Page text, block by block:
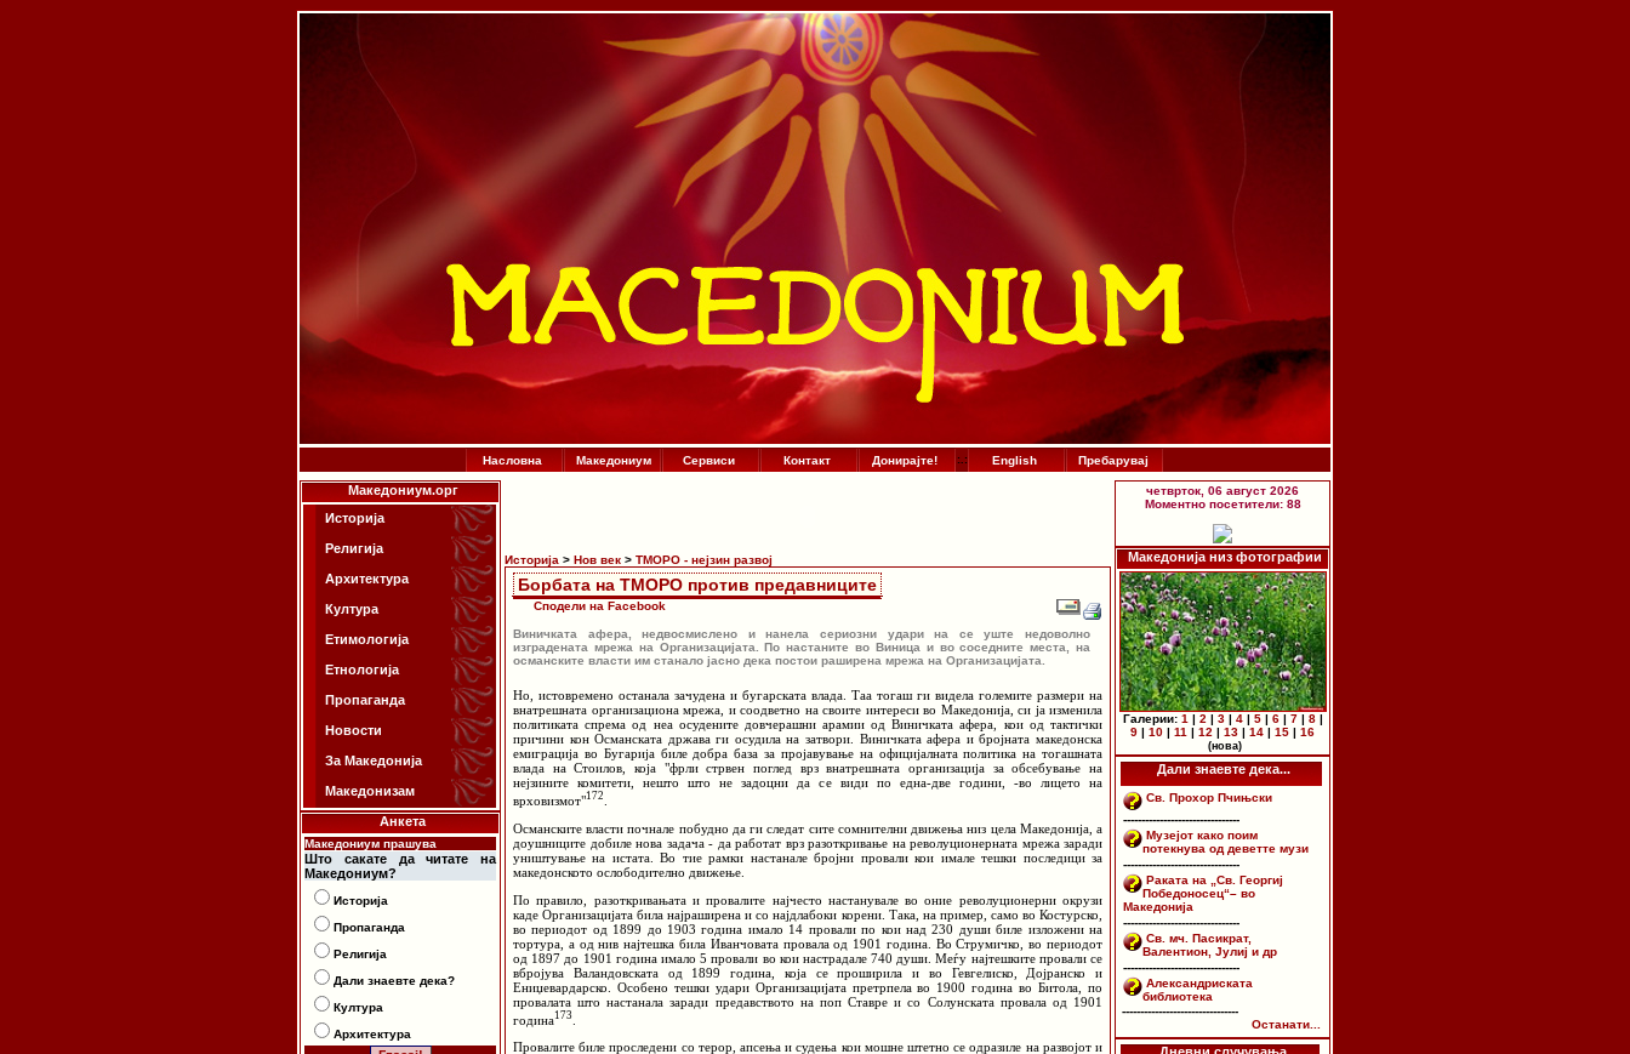
Насловна Македониум Сервиси Контакт Донирајте! :. : English Пребарувај
Македониум.орг
Историја
Религија
Архитектура
Култура
Етимологија
Етнологија
Пропаганда
Новости
За Македонија
Македонизам
Анкета
Македониум прашува
Што сакате да читате на
Македониум?
Историја
Пропаганда
Религија
Дали знаевте дека?
Култура
Архитектура
Историја > Нов век > ТМОРО - нејзин развој
Борбата на ТМОРО против предавниците
Сподели на Facebook
Виничката афера, недвосмислено и нанела сериозни удари на се уште недоволно
изградената мрежа на Организацијата. По настаните во Виница и во соседните места, на
османските власти им станало јасно дека постои раширена мрежа на Организацијата.
Но, истовремено останала зачудена и бугарската влада. Таа тогаш ги видела големите размери на
внатрешната организациона мрежа, и соодветно на своите интереси во Македонија, си ја изменила
политиката спрема од неа осудените довчерашни арамии од Виничката афера, кои од тактички
причини кон Османската држава ги осудила на затвори. Виничката афера и бројната македонска
емиграција во Бугарија биле добра база за пројавување на официјалната политика на тогашната
влада на Стоилов, која "фрли стрвен поглед врз внатрешната организација за обсебување на
нејзините комитети, нешто што не задоцни да се види по една-две години, -во лицето на
врховизмот"172
Османските власти почнале побудно да ги следат сите сомнителни движења низ цела Македонија, а
доушниците добиле нова задача - да работат врз разоткривање на револуционерната мрежа заради
уништување на истата. Во тие рамки настанале бројни провали кои имале тешки последици за
македонското ослободително движење.
По правило, разоткривањата и провалите најчесто настанувале во оние револуционерни окрузи
каде Организацијата била најраширена и со најдлабоки корени. Така, на пример, само во Костурско,
во периодот од 1899 до 1903 година имало 14 провали по кои над 230 души биле изложени на
тортура, а од нив најтешка била Иванчовата провала од 1901 година. Во Струмичко, во периодот
од 1897 до 1901 година имало 5 провали во кои настрадале 740 души. Меѓу најтешките провали се
вбројува Валандовската од 1899 година, која се проширила и во Гевгелиско, Дојранско и
Ениџевардарско. Особено тешки удари Организацијата претрпела во 1900 година во Битола, по
провалата што настанала заради предавството на поп Ставре и со Солунската провала од 1901
година173
Провалите биле проследени со терор, апсења и судења кои мошне штетно се одразиле на развојот и
четврток, 06 август 2026
Моментно посетители: 88
Македонија низ фотографии
Галерии: 1| 2| 3| 4| 5| 6| 7| 8|
9
10 11 12 13 14 15 16
(нова)
Дали знаевте дека...
Св. Прохор Пчињски
--------------------------------
Музејот како поим
потекнува од деветте музи
--------------------------------
Раката на „Св. Георгиј
Победоносец“– во
Македонија
--------------------------------
Св. мч. Пасикрат,
Валентион, Јулиј и др
--------------------------------
Александриската
библиотека
--------------------------------
Останати...